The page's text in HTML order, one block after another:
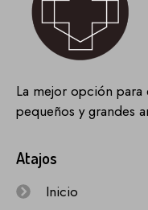
La mejor opción
pequeños y grandes
Atajos
Inicio